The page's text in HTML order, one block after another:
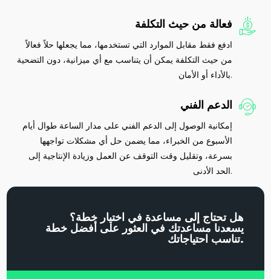
فعالة من حيث التكلفة
ادفع فقط مقابل الموارد التي تستخدمها، مما يجعلها حلاً فعالاً
من حيث التكلفة يمكن أن يتناسب مع أي ميزانية، دون التضحية
بالأداء أو الأمان.
الدعم الفني
إمكانية الوصول إلى الدعم الفني على مدار الساعة طوال أيام
الأسبوع من الخبراء، مما يضمن حل أي مشكلات تواجهها
بسرعة، وتقليل وقت التوقف عن العمل وزيادة الإنتاجية إلى
الحد الأدنى.
هل تحتاج إلى مساعدة في اختيار خطة؟
يسعدنا مساعدتك في العثور على أفضل خطة
تناسب احتياجاتك.